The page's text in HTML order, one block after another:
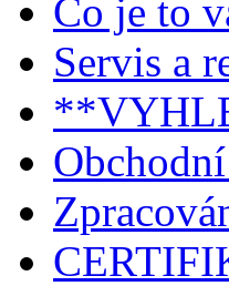
Co je to
Servis a